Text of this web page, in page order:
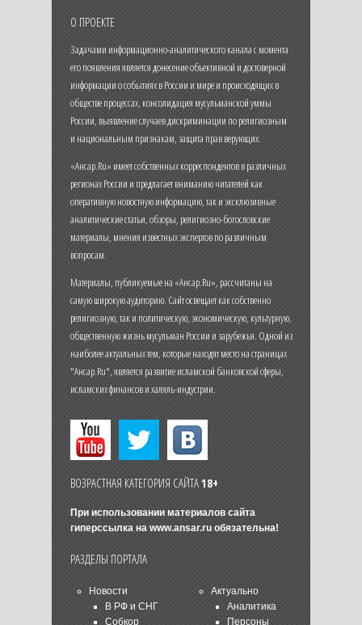
О ПРОЕКТЕ
Задачами информационно-аналитического канала с момента
его появления является донесение объективной и достоверной
информации о событиях в России и мире и происходящих в
обществе процессах, консолидация мусульманской уммы
России, выявление случаев дискриминации по религиозным
и национальным признакам, защита прав верующих.
«Ансар.Ru» имеет собственных корреспондентов в различных
регионах России и предлагает вниманию читателей как
оперативную новостную информацию, так и эксклюзивные
аналитические статьи, обзоры, религиозно-богословские
материалы, мнения известных экспертов по различным
вопросам.
Материалы, публикуемые на «Ансар.Ru», рассчитаны на
самую широкую аудиторию. Сайт освещает как собственно
религиозную, так и политическую, экономическую, культурную,
общественную жизнь мусульман России и зарубежья. Одной из
наиболее актуальных тем, которые находят место на страницах
"Ансар.Ru", является развитие исламской банковской сферы,
исламских финансов и халяль-индустрии.
ВОЗРАСТНАЯ КАТЕГОРИЯ САЙТА18+
При использовании материалов сайта
гиперссылка на www.ansar.ruобязательна!
РАЗДЕЛЫ ПОРТАЛА
Новости
В РФ и СНГ
Собкор
Актуально
Аналитика
Персоны